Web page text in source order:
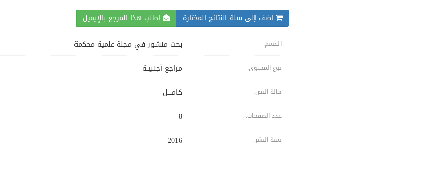
اضف إلى سلة النتائج المختارة إطلب هذا المرجع بالإيميل
القسم: بحث منشور في مجلة علمية محكمة
نوع المحتوى: مراجع أجنبيــة
حالة النص: كامــــل
عدد الصفحات: 8
سنة النشر: 2016